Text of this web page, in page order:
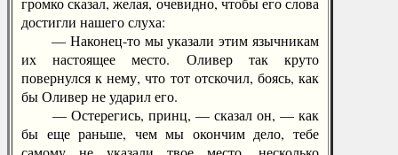
достигли нашего слуха:
— Наконец-то мы указали этим язычникам
их настоящее место. Оливер так круто
повернулся к нему, что тот отскочил, боясь, как
бы Оливер не ударил его.
— Остерегись, принц, — сказал он, — как
бы еще раньше, чем мы окончим дело, тебе